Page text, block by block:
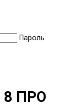
Пароль
8 ПРО